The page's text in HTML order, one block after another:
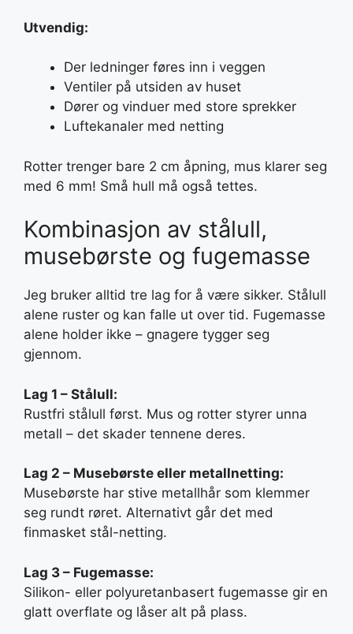
Utvendig:
Der ledninger føres inn i veggen
Ventiler på utsiden av huset
Dører og vinduer med store sprekker
Luftekanaler med netting
Rotter trenger bare 2 cm åpning, mus klarer seg
med 6 mm! Små hull må også tettes.
Kombinasjon av stålull,
musebørste og fugemasse
Jeg bruker alltid tre lag for å være sikker. Stålull
alene ruster og kan falle ut over tid. Fugemasse
alene holder ikke – gnagere tygger seg
gjennom.
Lag 1 – Stålull:
Rustfri stålull først. Mus og rotter styrer unna
metall – det skader tennene deres.
Lag 2 – Musebørste eller metallnetting:
Musebørste har stive metallhår som klemmer
seg rundt røret. Alternativt går det med
finmasket stål-netting.
Lag 3 – Fugemasse:
Silikon- eller polyuretanbasert fugemasse gir en
glatt overflate og låser alt på plass.